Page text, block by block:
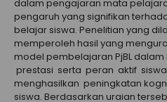
dalam pengajaran mata
pengaruh yang signifikan
belajar siswa. Penelitian yang
memperoleh hasil yang
model pembelajaran PjBL
prestasi serta peran aktif
menghasilkan peningkatan
siswa. Berdasarkan uraian